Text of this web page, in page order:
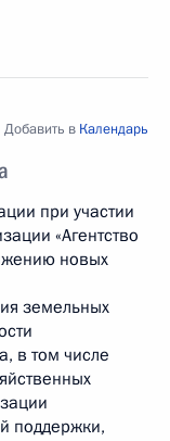
Добавить в Календарь
при участии
«Агентство
новых
земельных
в том числе
поддержки,